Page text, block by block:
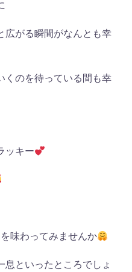
広がる瞬間がなんとも幸
くのを待っている間も幸
ッキー
味わってみませんか
といったところでしょ